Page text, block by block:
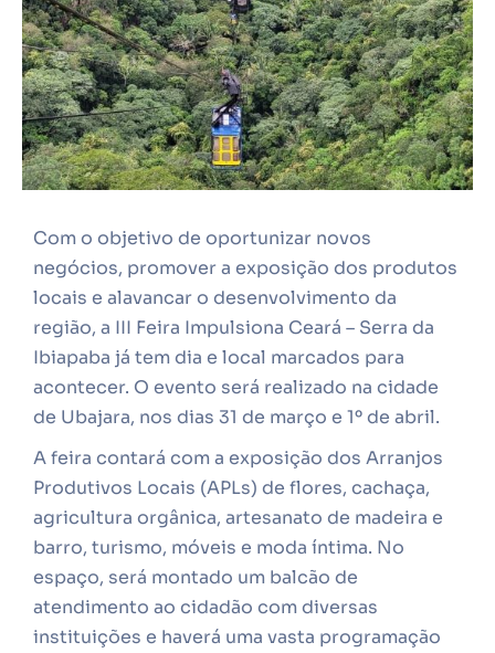
Com o objetivo de oportunizar novos
negócios, promover a exposição dos produtos
locais e alavancar o desenvolvimento da
região, a III Feira Impulsiona Ceará – Serra da
Ibiapaba já tem dia e local marcados para
acontecer. O evento será realizado na cidade
de Ubajara, nos dias 31 de março e 1º de abril.
A feira contará com a exposição dos Arranjos
Produtivos Locais (APLs) de flores, cachaça,
agricultura orgânica, artesanato de madeira e
barro, turismo, móveis e moda íntima. No
espaço, será montado um balcão de
atendimento ao cidadão com diversas
instituições e haverá uma vasta programação